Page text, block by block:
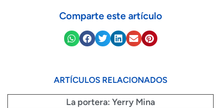
Comparte este artículo
ARTÍCULOS RELACIONADOS
La portera: Yerry Mina